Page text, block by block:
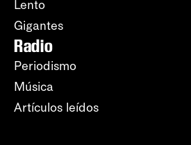
Lento
Gigantes
Radio
Periodismo
Música
Artículos leídos